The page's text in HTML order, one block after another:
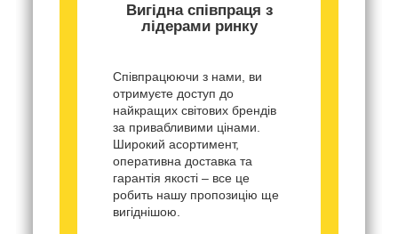
Вигідна співпраця з
лідерами ринку
Співпрацюючи з нами, ви
отримуєте доступ до
найкращих світових брендів
за привабливими цінами.
Широкий асортимент,
оперативна доставка та
гарантія якості – все це
робить нашу пропозицію ще
вигіднішою.